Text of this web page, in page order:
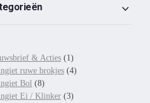
& Acties (1)
ruwe brokjes (4)
Bol (8)
Ei / Klinker (3)